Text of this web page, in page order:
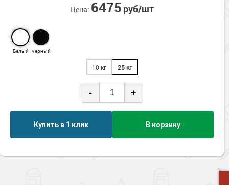
Сопутствующие товары
Морозостойкие краски для металла
Сопутствующие товары
Цена: 6475 руб/шт
Белый черный
10 кг 25 кг
- +
Купить в 1 клик В корзину